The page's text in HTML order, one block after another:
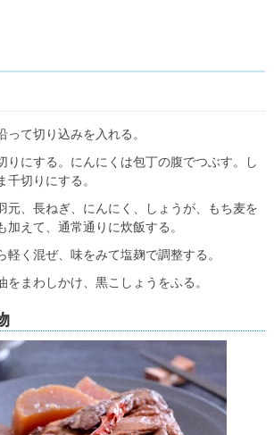
て切り込みを入れる。
にする。にんにくは包丁の腹でつぶす。し
千切りにする。
、長ねぎ、にんにく、しょうが、もち麦を
加えて、通常通りに炊飯する。
く混ぜ、味をみて塩麹で調整する。
まわしかけ、黒こしょうをふる。